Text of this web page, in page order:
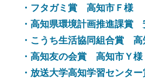
・フタガミ賞 高知市Ｆ様
・高知県環境計画推進課賞
・こうち生活協同組合賞 高
・高知友の会賞 高知市Ｙ様
・放送大学高知学習センタ